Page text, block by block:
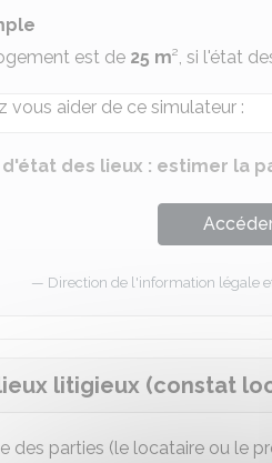
est de 25 m², si l'état
vous aider de ce simulateur :
d'état des lieux : estimer la
Direction de l'information légale
litigieux (constat
des parties (le locataire ou le